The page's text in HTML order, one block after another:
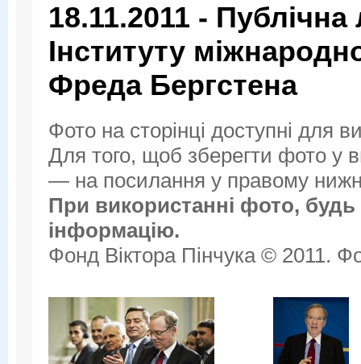
18.11.2011 - Публічна
Інституту
Фреда Бергстена
Фото на сторінці доступні для
Для того, щоб зберегти фото у
— на посилання у правому
При використанні фото, будь
інформацію.
Фонд Віктора Пінчука © 2011.